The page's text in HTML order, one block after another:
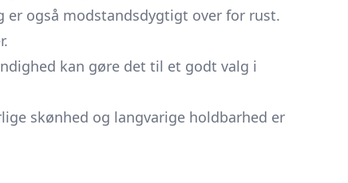
også modstandsdygtigt over for rust.
kan gøre det til et godt valg i
skønhed og langvarige holdbarhed er